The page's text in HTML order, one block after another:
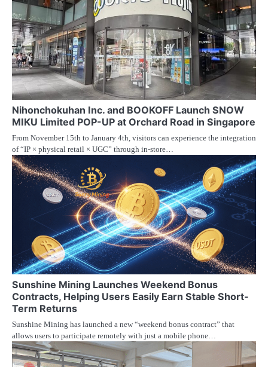
Nihonchokuhan Inc. and BOOKOFF Launch SNOW
MIKU Limited POP-UP at Orchard Road in Singapore
From November 15th to January 4th, visitors can experience the integration
of “IP × physical retail × UGC” through in-store…
Sunshine Mining Launches Weekend Bonus
Contracts, Helping Users Easily Earn Stable Short-
Term Returns
Sunshine Mining has launched a new “weekend bonus contract” that
allows users to participate remotely with just a mobile phone…